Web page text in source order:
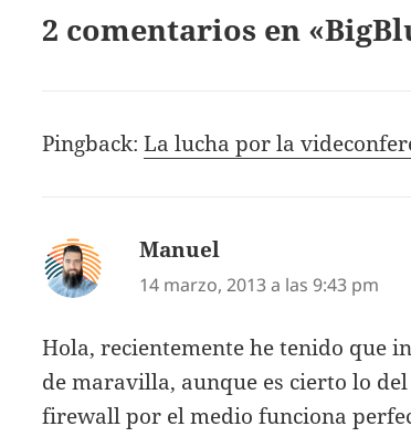
2 comentarios en
Pingback:La lucha por la
Manuel
14 marzo, 2013 a las 9:43 pm
Hola, recientemente he tenido que
de maravilla, aunque es cierto lo
firewall por el medio funciona